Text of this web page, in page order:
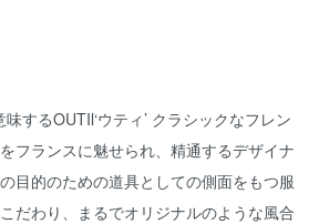
味するOUTIl‘ウティ’ クラシックなフレン
フランスに魅せられ、精通するデザイナ
目的のための道具としての側面をもつ服
だわり、まるでオリジナルのような風合